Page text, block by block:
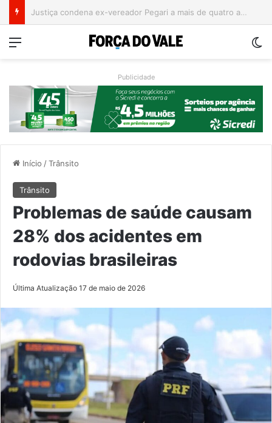
Campeonato Municipal de Bochas começa neste fim de semana em Encantado
Menu
Publicidade
Início /Trânsito
Trânsito
Problemas de saúde causam
28% dos acidentes em
rodovias brasileiras
Última Atualização 17 de maio de 2026